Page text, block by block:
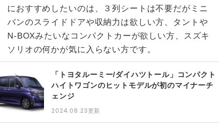
におすすめしたいのは、３列シートは不要だがミニ
バンのスライドドアや収納力は欲しい方、タントや
N-BOXみたいなコンパクトカーが欲しい方、スズキ
ソリオの何かが気に入らない方です。
「トヨタルーミー/ダイハツトール」コンパクト
ハイトワゴンのヒットモデルが初のマイナーチ
ェンジ
2024.08.23更新